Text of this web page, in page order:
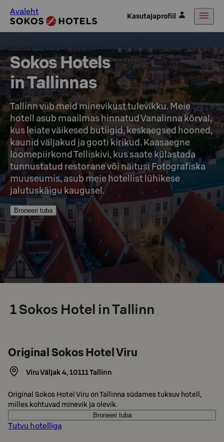
Avaleht Kasutajaprofiil
Sokos Hotels
in Tallinnas
Tallinn viib meid minevikust tulevikku. Meie
hotell asub maailmas hinnatud Vanalinna kõrval,
kus leiate väikesed butiigid, keskaegsed hooned,
kaunid väljakud ja gooti kirikud. Kaasaegne
loomepiirkond Telliskivi, kus saate külastada
tunnustatud restorane või näitusi Fotografiska
muuseumis, asub meie hotellist lühikese
jalutuskäigu kaugusel.
Broneeri tuba
1Sokos Hotel in Tallinn
Original Sokos Hotel Viru
Viru Väljak 4,10111Tallinn
Original Sokos Hotel Viru on Tallinna südames tuksuv hotell,
milles kohtuvad minevik ja olevik.
Broneeri tuba
Tutvu hotelliga